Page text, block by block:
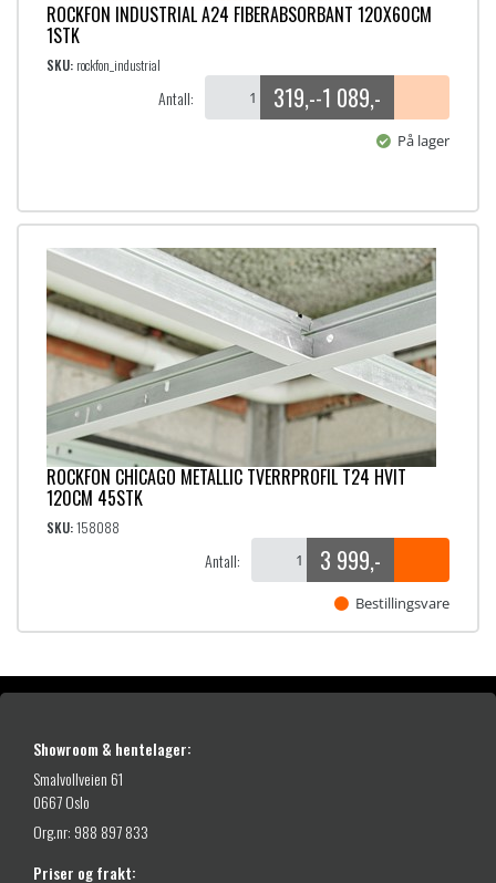
ROCKFON INDUSTRIAL A24 FIBERABSORBANT 120X60CM
1STK
SKU: rockfon_industrial
Antall: 319,--1 089,-
P
o
m
r
å
d
e
:
1
t
1
På lager
ROCKFON CHICAGO METALLIC TVERRPROFIL T24 HVIT
120CM 45STK
SKU:158088
Antall: 3 999,-
Bestillingsvare
Showroom & hentelager:
Smalvollveien 61
0667 Oslo
Org.nr: 988 897 833
Priser og frakt: